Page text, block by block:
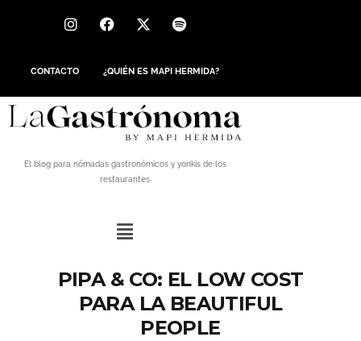
CONTACTO ¿QUIÉN ES MAPI HERMIDA?
El blog para nómadas gastronómicos y yonkis de los
restaurantes
PIPA & CO: EL LOW COST
PARA LA BEAUTIFUL
PEOPLE